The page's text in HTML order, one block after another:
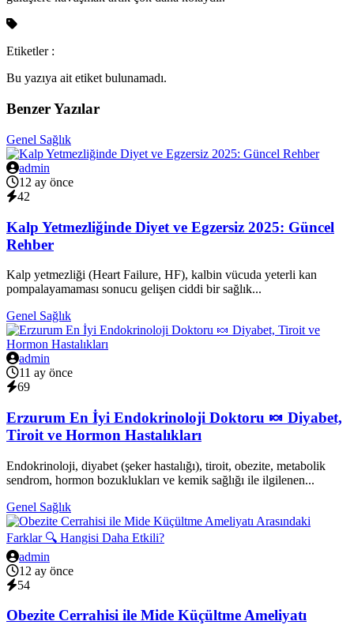
Etiketler :
Bu yazıya ait etiket bulunamadı.
Benzer Yazılar
Genel Sağlık
admin
12 ay önce
42
Kalp Yetmezliğinde Diyet ve Egzersiz 2025: Güncel
Rehber
Kalp yetmezliği (Heart Failure, HF), kalbin vücuda yeterli kan
pompalayamaması sonucu gelişen ciddi bir sağlık...
Genel Sağlık
admin
11 ay önce
69
Erzurum En İyi Endokrinoloji Doktoru 🍬 Diyabet,
Tiroit ve Hormon Hastalıkları
Endokrinoloji, diyabet (şeker hastalığı), tiroit, obezite, metabolik
sendrom, hormon bozuklukları ve kemik sağlığı ile ilgilenen...
Genel Sağlık
admin
12 ay önce
54
Obezite Cerrahisi ile Mide Küçültme Ameliyatı